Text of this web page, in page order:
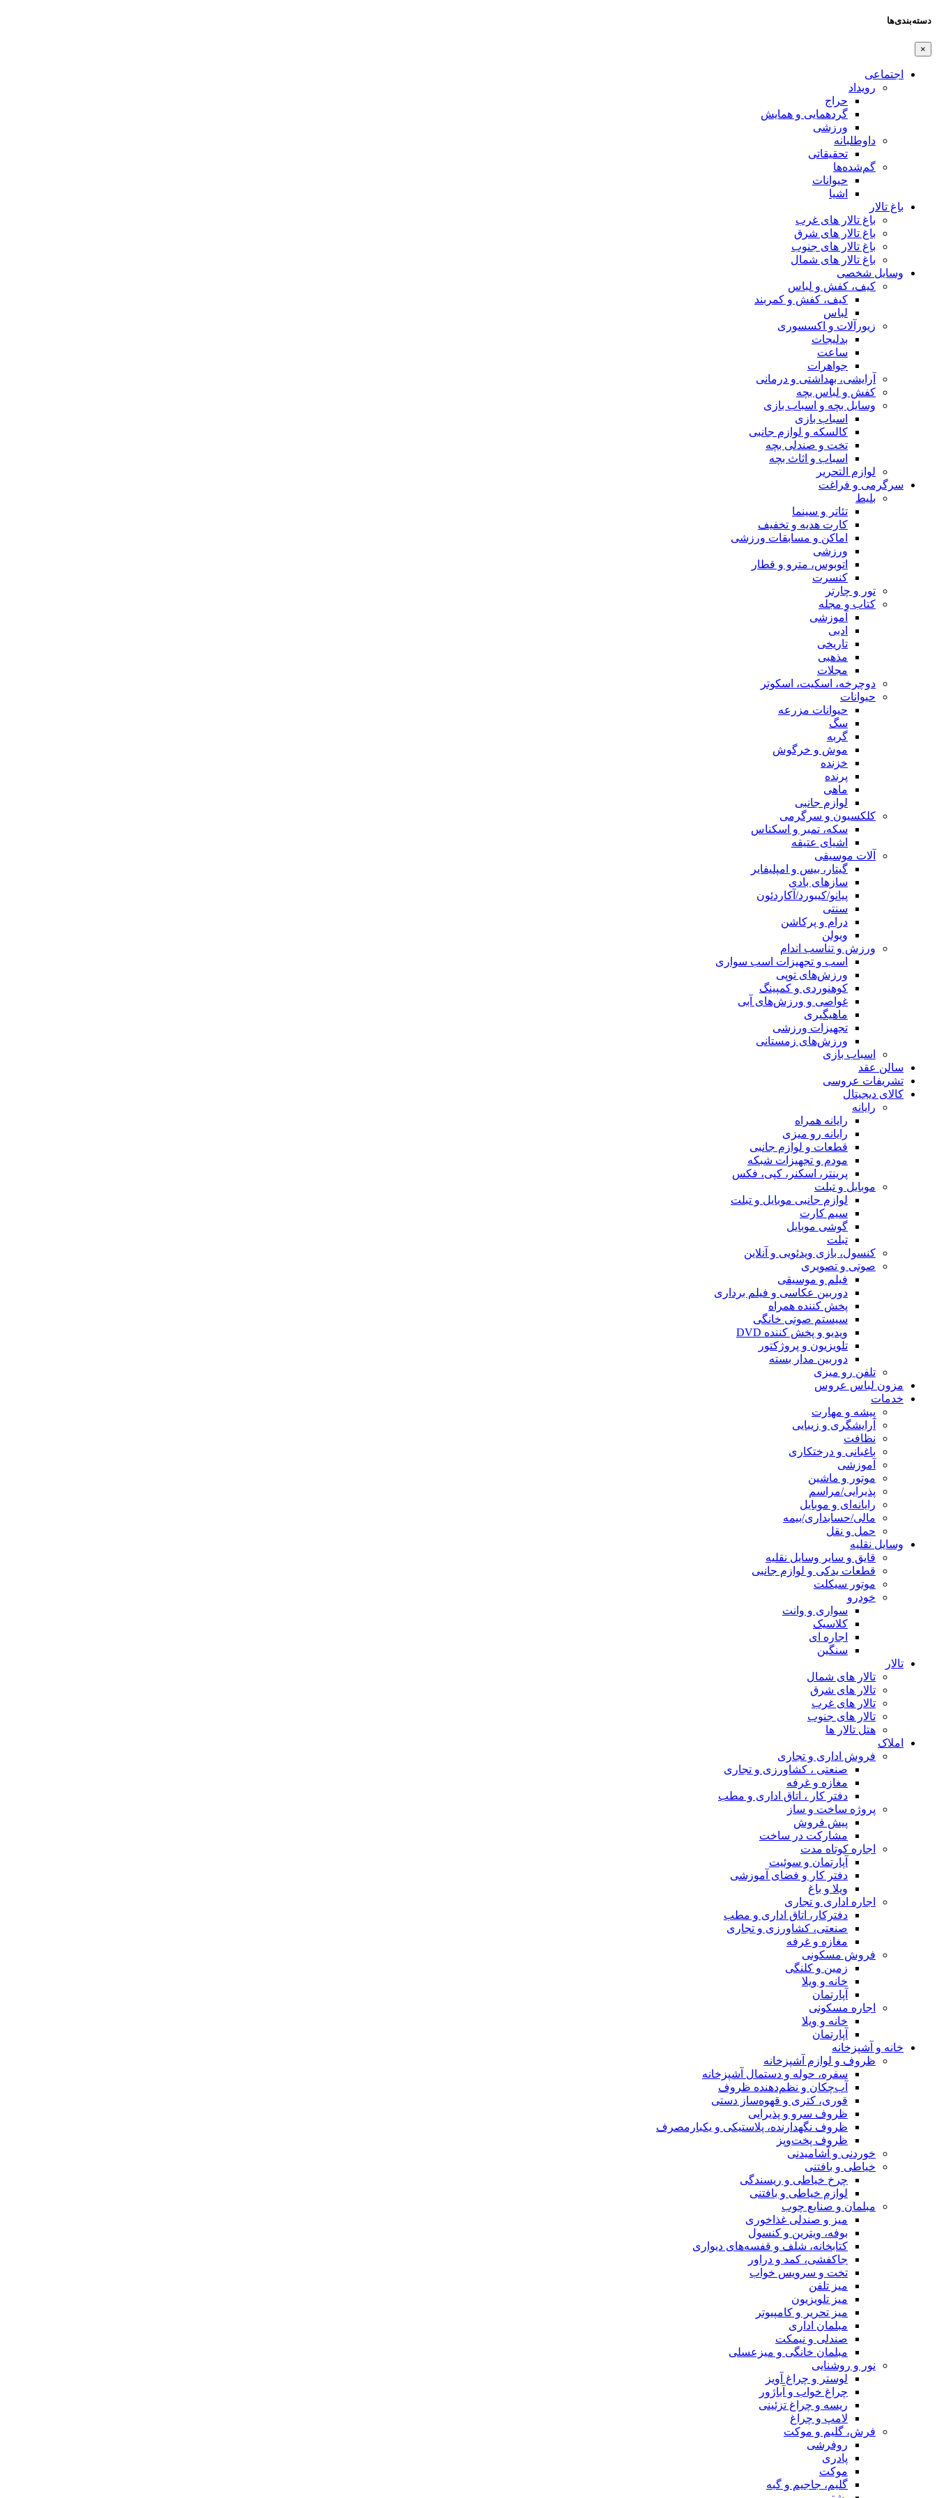
دسته‌بندی‌ها
×
اجتماعی
رویداد
حراج
گردهمایی و همایش
ورزشی
داوطلبانه
تحقیقاتی
گم‌شده‌ها
حیوانات
اشیا
باغ تالار
باغ تالار های غرب
باغ تالار های شرق
باغ تالار های جنوب
باغ تالار های شمال
وسایل شخصی
کیف، کفش و لباس
کیف، کفش و کمربند
لباس
زیورآلات و اکسسوری
بدلیجات
ساعت
جواهرات
آرایشی، بهداشتی و درمانی
کفش و لباس بچه
وسایل بچه و اسباب بازی
اسباب بازی
کالسکه و لوازم جانبی
تخت و صندلی بچه
اسباب و اثاث بچه
لوازم التحریر
سرگرمی و فراغت
بلیط
تئاتر و سینما
کارت هدیه و تخفیف
اماکن و مسابقات ورزشی
ورزشی
اتوبوس، مترو و قطار
کنسرت
تور و چارتر
کتاب و مجله
آموزشی
ادبی
تاریخی
مذهبی
مجلات
دوچرخه، اسکیت، اسکوتر
حیوانات
حیوانات مزرعه
سگ
گربه
موش و خرگوش
خزنده
پرنده
ماهی
لوازم جانبی
کلکسیون و سرگرمی
سکه، تمبر و اسکناس
اشیای عتیقه
آلات موسیقی
گیتار، بیس و امپلیفایر
سازهای بادی
پیانو/کیبورد/آکاردئون
سنتی
درام و پرکاشن
ویولن
ورزش و تناسب اندام
اسب و تجهیزات اسب سواری
ورزش‌های توپی
کوهنوردی و کمپینگ
غواصی و ورزش‌های آبی
ماهیگیری
تجهیزات ورزشی
ورزش‌های زمستانی
اسباب‌ بازی
سالن عقد
تشریفات عروسی
کالای دیجیتال
رایانه
رایانه همراه
رایانه رو میزی
قطعات و لوازم جانبی
مودم و تجهیزات شبکه
پرینتر، اسکنر، کپی، فکس
موبایل و تبلت
لوازم جانبی موبایل و تبلت
سیم کارت
گوشی موبایل
تبلت
کنسول، بازی‌ ویدئویی و آنلاین
صوتی و تصویری
فیلم و موسیقی
دوربین عکاسی و فیلم برداری
پخش کننده همراه
سیستم صوتی خانگی
ویدیو و پخش کننده DVD
تلویزیون و پروژکتور
دوربین مدار بسته
تلفن رو میزی
مزون لباس عروس
خدمات
پیشه و مهارت
آرایشگری و زیبایی
نظافت
باغبانی و درختکاری
آموزشی
موتور و ماشین
پذیرایی/مراسم
رایانه‌ای و موبایل
مالی/حسابداری/بیمه
حمل و نقل
وسایل نقلیه
قایق و سایر وسایل نقلیه
قطعات یدکی و لوازم جانبی
موتور سیکلت
خودرو
سواری و وانت
کلاسیک
اجاره ای
سنگین
تالار
تالار های شمال
تالار های شرق
تالار های غرب
تالار های جنوب
هتل تالار ها
املاک
فروش اداری و تجاری
صنعتی ، کشاورزی و تجاری
مغازه و غرفه
دفتر کار ، اتاق اداری و مطب
پروژه ساخت و ساز
پیش فروش
مشارکت در ساخت
اجاره کوتاه مدت
آپارتمان و سوئیت
دفتر کار و فضای آموزشی
ویلا و باغ
اجاره اداری و تجاری
دفترکار، اتاق اداری و مطب
صنعتی، کشاورزی و تجاری
مغازه و غرفه
فروش مسکونی
زمین و کلنگی
خانه و ویلا
آپارتمان
اجاره مسکونی
خانه و ویلا
آپارتمان
خانه و آشپزخانه
ظروف و لوازم آشپزخانه
سفره، حوله و دستمال آشپزخانه
آب‌چکان و نظم‌دهنده ظروف
قوری، کتری و قهوه‌ساز دستی
ظروف سرو و پذیرایی
ظروف نگهدارنده، پلاستیکی و یکبارمصرف
ظروف پخت‌وپز
خوردنی و آشامیدنی
خیاطی و بافتنی
چرخ خیاطی و ریسندگی
لوازم خیاطی و بافتنی
مبلمان و صنایع چوب
میز و صندلی غذاخوری
بوفه، ویترین و کنسول
کتابخانه، شلف و قفسه‌های دیواری
جاکفشی، کمد و دراور
تخت و سرویس خواب
میز تلفن
میز تلویزیون
میز تحریر و کامپیوتر
مبلمان اداری
صندلی و نیمکت
مبلمان خانگی و میزعسلی
نور و روشنایی
لوستر و چراغ آویز
چراغ خواب و آباژور
ریسه و چراغ تزئینی
لامپ و چراغ
فرش، گلیم و موکت
روفرشی
پادری
موکت
گلیم، جاجیم و گبه